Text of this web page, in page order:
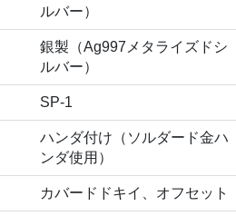
ルバー）
銀製（Ag997メタライズドシ
ルバー）
SP-1
ハンダ付け（ソルダード金ハ
ンダ使用）
カバードドキイ、オフセット